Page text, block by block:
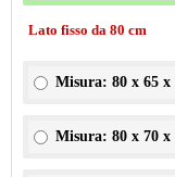
Lato fisso da 80 cm
Misura: 80 x 65 x
Misura: 80 x 70 x